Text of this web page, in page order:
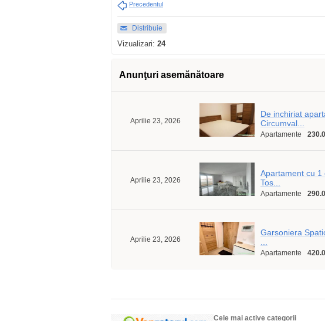
Precedentul
Distribuie
Vizualizari: 24
Anunţuri asemănătoare
Aprilie 23, 2026
De inchiriat
Circumval...
Apartamente
Aprilie 23, 2026
Apartament cu 1
Tos...
Apartamente
Aprilie 23, 2026
Garsoniera
Apartamente
Cele mai active categorii